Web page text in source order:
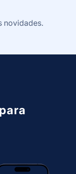
novidades.
para